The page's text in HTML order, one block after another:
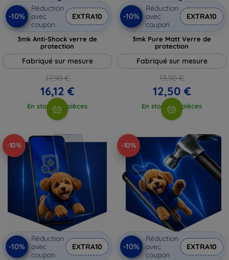
-10%
Réduction
avec
coupon
EXTRA10
3mk Anti-Shock verre de
protection
Fabriqué sur mesure
17,90 €
16,12 €
En stock > 5 pièces
-10%
Réduction
avec
coupon
EXTRA10
3mk Pure Matt Verre de
protection
Fabriqué sur mesure
13,90 €
12,50 €
En stock > 5 pièces
-10%
-10%
Réduction
avec
coupon
EXTRA10
-10%
-10%
Réduction
avec
coupon
EXTRA10